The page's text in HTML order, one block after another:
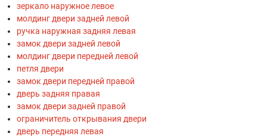
зеркало наружное левое
молдинг двери задней левой
ручка наружная задняя левая
замок двери задней левой
молдинг двери передней левой
петля двери
замок двери передней правой
дверь задняя правая
замок двери задней правой
ограничитель открывания двери
дверь передняя левая